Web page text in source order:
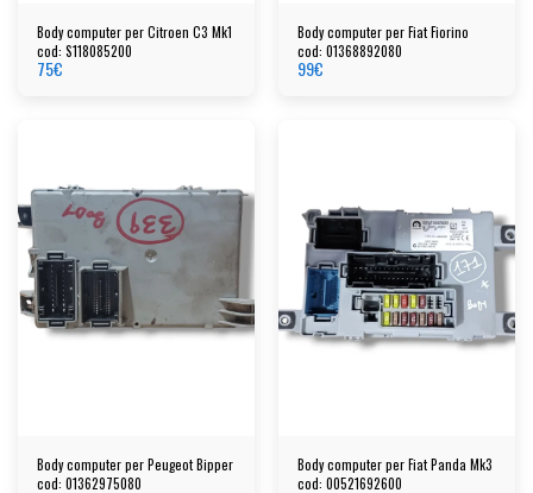
Body computer per Citroen C3 Mk1
cod: S118085200
75€
Body computer per Fiat Fiorino
cod: 01368892080
99€
Body computer per Peugeot Bipper
cod: 01362975080
Body computer per Fiat Panda Mk3
cod: 00521692600